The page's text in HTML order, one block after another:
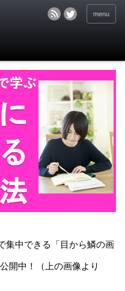
menu
集中できる「目から鱗の画
開中！（上の画像より